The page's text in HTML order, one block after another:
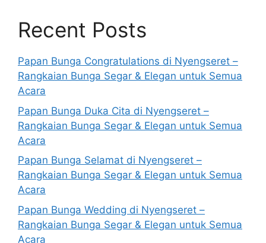
Recent Posts
Papan Bunga Congratulations di Nyengseret –
Rangkaian Bunga Segar & Elegan untuk Semua
Acara
Papan Bunga Duka Cita di Nyengseret –
Rangkaian Bunga Segar & Elegan untuk Semua
Acara
Papan Bunga Selamat di Nyengseret –
Rangkaian Bunga Segar & Elegan untuk Semua
Acara
Papan Bunga Wedding di Nyengseret –
Rangkaian Bunga Segar & Elegan untuk Semua
Acara